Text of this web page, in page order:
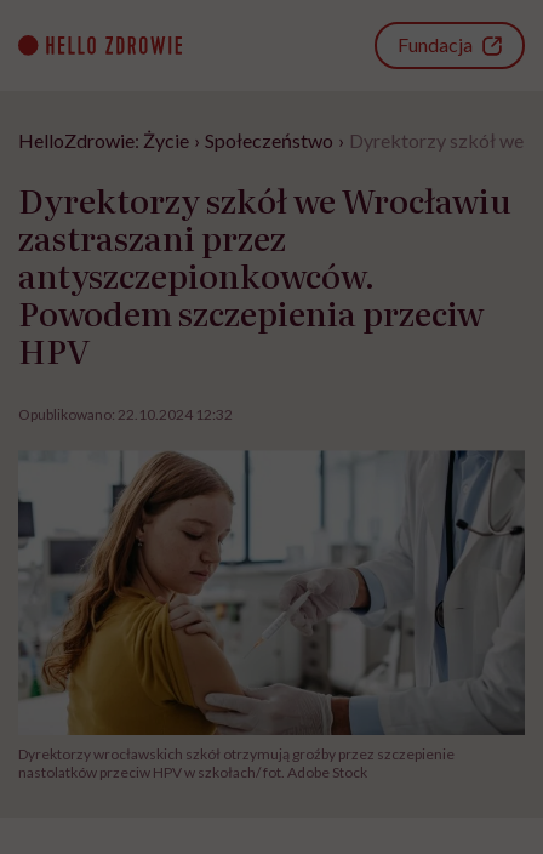
content
Fundacja
HelloZdrowie: Życie › Społeczeństwo › Dyrektorzy szkół we
Dyrektorzy szkół we Wrocławiu
zastraszani przez
antyszczepionkowców.
Powodem szczepienia przeciw
HPV
Opublikowano: 22.10.2024 12:32
Dyrektorzy wrocławskich szkół otrzymują groźby przez szczepienie
nastolatków przeciw HPV w szkołach/ fot. Adobe Stock